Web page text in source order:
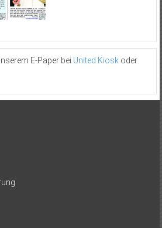
E-Paper bei United Kioskoder